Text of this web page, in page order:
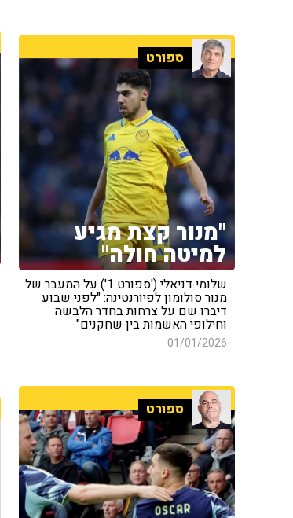
ספורט
"מנור קצת מגיע
למיטה חולה"
שלומי דניאלי ('ספורט 1') על המעבר של
מנור סולומון לפיורנטינה: "לפני שבוע
דיברו שם על צרחות בחדר הלבשה
וחילופי האשמות בין שחקנים"
01/01/2026
ספורט